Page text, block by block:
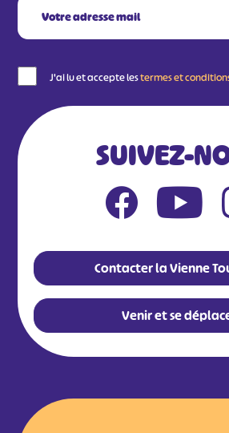
J'ai lu et accepte lestermes et
SUIVEZ-
Contacter la Vienne
Venir et se